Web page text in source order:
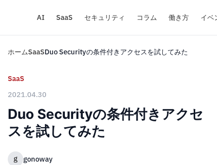
AI SaaS セキュリティ コラム 働き方 イベ
ホームSaaSDuo Securityの条件付きアクセスを試してみた
SaaS
2021.04.30
Duo Securityの条件付きアクセ
スを試してみた
g gonoway